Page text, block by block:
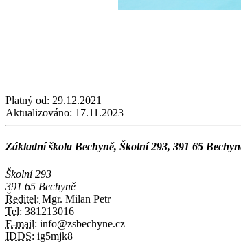
Platný od: 29.12.2021
Aktualizováno: 17.11.2023
Základní škola Bechyně, Školní 293, 391 65
Školní 293
391 65 Bechyně
Ředitel: Mgr. Milan Petr
Tel: 381213016
E-mail: info@zsbechyne.cz
IDDS: ig5mjk8